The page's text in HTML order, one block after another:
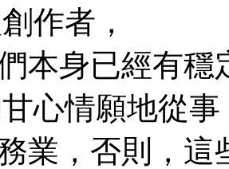
作者，
本身已經有
心情願地從事
業，否則，